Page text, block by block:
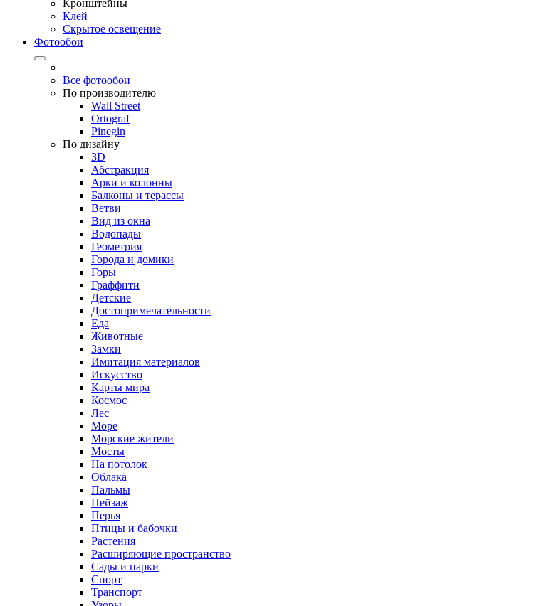
Кронштейны
Клей
Скрытое освещение
Фотообои
Все фотообои
По производителю
Wall Street
Ortograf
Pinegin
По дизайну
3D
Абстракция
Арки и колонны
Балконы и терассы
Ветви
Вид из окна
Водопады
Геометрия
Города и домики
Горы
Граффити
Детские
Достопримечательности
Еда
Животные
Замки
Имитация материалов
Искусство
Карты мира
Космос
Лес
Море
Морские жители
Мосты
На потолок
Облака
Пальмы
Пейзаж
Перья
Птицы и бабочки
Растения
Расширяющие пространство
Сады и парки
Спорт
Транспорт